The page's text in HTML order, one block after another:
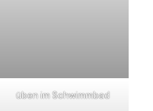
üben im Schwimmbad